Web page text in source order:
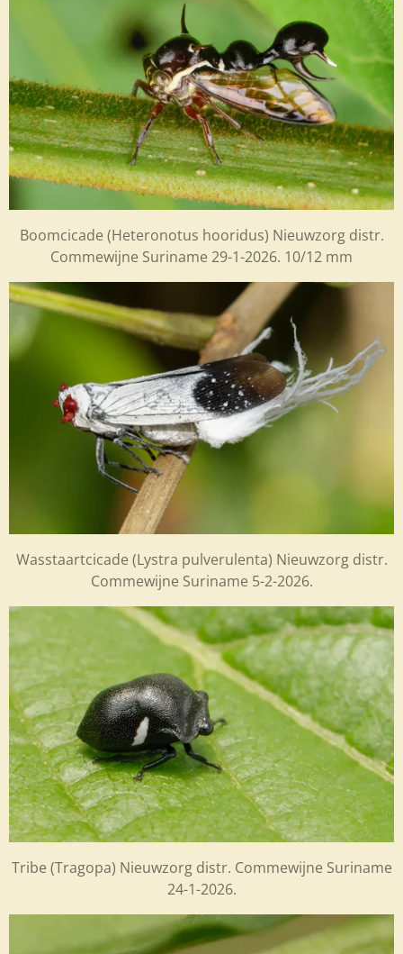
Boomcicade (Heteronotus hooridus) Nieuwzorg distr.
Commewijne Suriname 29-1-2026. 10/12 mm
Wasstaartcicade (Lystra pulverulenta) Nieuwzorg distr.
Commewijne Suriname 5-2-2026.
Tribe (Tragopa) Nieuwzorg distr. Commewijne Suriname
24-1-2026.